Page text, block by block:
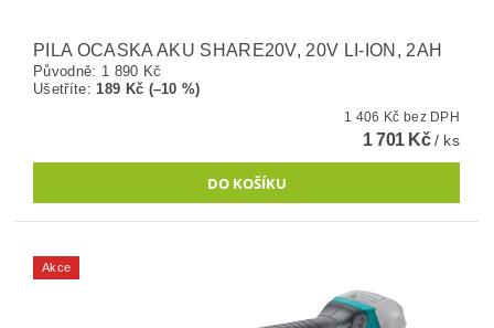
PILA OCASKA AKU SHARE20V, 20V LI-ION, 2AH
Původně: 1 890 Kč
Ušetříte: 189 Kč (–10 %)
1 406 Kč bez DPH
1 701 Kč/ ks
Akce